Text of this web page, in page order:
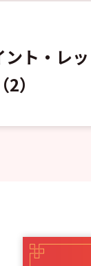
ト・レッ
）